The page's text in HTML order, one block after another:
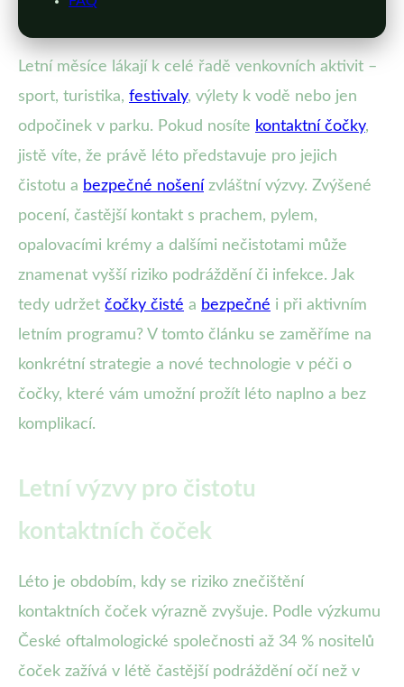
Letní měsíce lákají k celé řadě venkovních aktivit –
sport, turistika, festivaly, výlety k vodě nebo jen
odpočinek v parku. Pokud nosíte kontaktní čočky,
jistě víte, že právě léto představuje pro jejich
čistotu a bezpečné nošení zvláštní výzvy. Zvýšené
pocení, častější kontakt s prachem, pylem,
opalovacími krémy a dalšími nečistotami může
znamenat vyšší riziko podráždění či infekce. Jak
tedy udržet čočky čisté a bezpečné i při aktivním
letním programu? V tomto článku se zaměříme na
konkrétní strategie a nové technologie v péči o
čočky, které vám umožní prožít léto naplno a bez
komplikací.
Letní výzvy pro čistotu
kontaktních čoček
Léto je obdobím, kdy se riziko znečištění
kontaktních čoček výrazně zvyšuje. Podle výzkumu
České oftalmologické společnosti až 34 % nositelů
čoček zažívá v létě častější podráždění očí než v